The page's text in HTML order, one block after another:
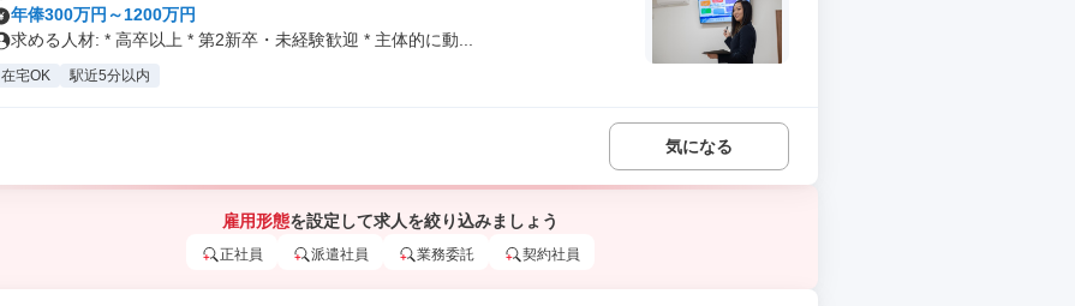
年俸300万円～1200万円
求める人材: * 高卒以上 * 第2新卒・未経験歓迎 * 主体的に動...
在宅OK 駅近5分以内
気になる
雇用形態を設定して求人を絞り込みましょう
正社員 派遣社員 業務委託 契約社員